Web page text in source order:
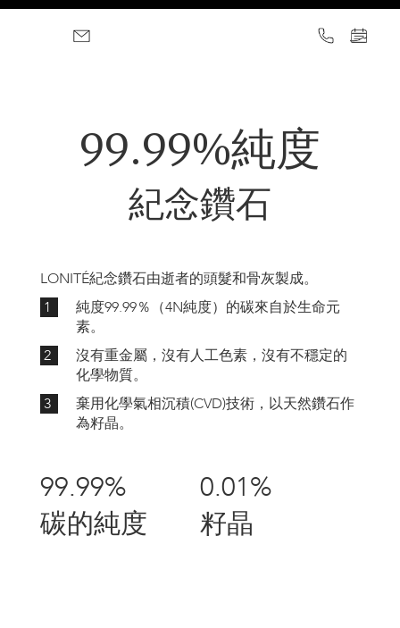
99.99%純度
紀念鑽石
LONITÉ紀念鑽石由逝者的頭髮和骨灰製成。
0.01%
籽晶
碳的純度
99.99%
純度99.99％（4N純度）的碳來自於生命元
素。
1
沒有重金屬，沒有人工色素，沒有不穩定的
化學物質。
2
棄用化學氣相沉積(CVD)技術，以天然鑽石作
為籽晶。
3